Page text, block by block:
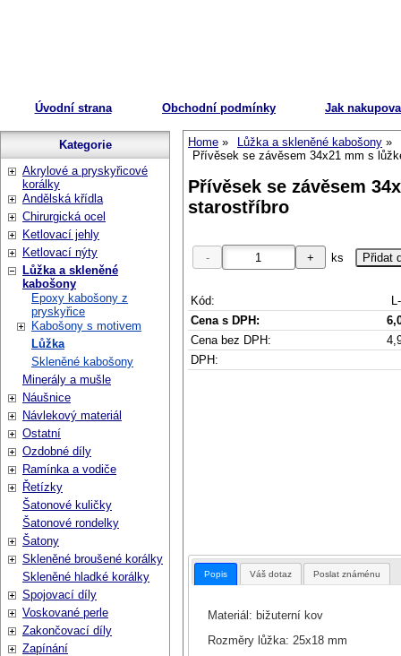
Úvodní strana Obchodní podmínky Jak
Home
Lůžka a skleněné kabošony
Přívěsek se závěsem 34x21 mm s
Přívěsek se závěsem
starostříbro
ks
Kód:
Cena s DPH:
Cena bez DPH:
DPH:
Popis Váš dotaz Poslat známénu
Materiál: bižuterní kov
Rozměry lůžka: 25x18 mm
Kategorie
Akrylové a pryskyřicové
korálky
Andělská křídla
Chirurgická ocel
Ketlovací jehly
Ketlovací nýty
Lůžka a skleněné
kabošony
Epoxy kabošony z
pryskyřice
Kabošony s motivem
Lůžka
Skleněné kabošony
Minerály a mušle
Náušnice
Návlekový materiál
Ostatní
Ozdobné díly
Ramínka a vodiče
Řetízky
Šatonové kuličky
Šatonové rondelky
Šatony
Skleněné broušené korálky
Skleněné hladké korálky
Spojovací díly
Voskované perle
Zakončovací díly
Zapínání